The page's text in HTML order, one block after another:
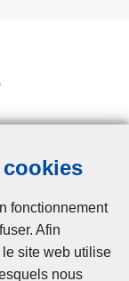
fonctionnement
Afin
site web utilise
nous